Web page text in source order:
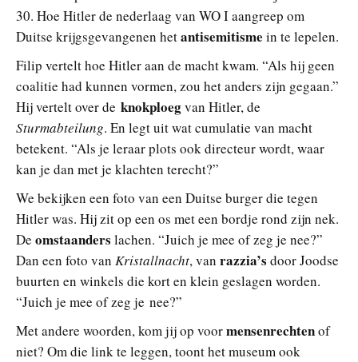
30. Hoe Hitler de nederlaag van WO I aangreep om
Duitse krijgsgevangenen hetantisemitisme in te lepelen.
Filip vertelt hoe Hitler aan de macht kwam. “Als hij geen
coalitie had kunnen vormen, zou het anders zijn gegaan.”
Hij vertelt over de knokploegvan Hitler, de
Sturmabteilung. En legt uit wat cumulatie van macht
betekent. “Als je leraar plots ook directeur wordt, waar
kan je dan met je klachten terecht?”
We bekijken een foto van een Duitse burger die tegen
Hitler was. Hij zit op een os met een bordje rond zijn nek.
De omstaanders lachen. “Juich je mee of zeg je nee?”
Dan een foto van Kristallnacht, van razzia’s door Joodse
buurten en winkels die kort en klein geslagen worden.
“Juich je mee of zeg je nee?”
Met andere woorden, kom jij op voormensenrechtenof
niet? Om die link te leggen, toont het museum ook